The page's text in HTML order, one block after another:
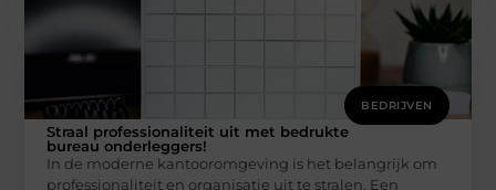
BEDRIJVEN
Straal professionaliteit uit met bedrukte
bureau onderleggers!
In de moderne kantooromgeving is het belangrijk om
professionaliteit en organisatie uit te stralen. Een